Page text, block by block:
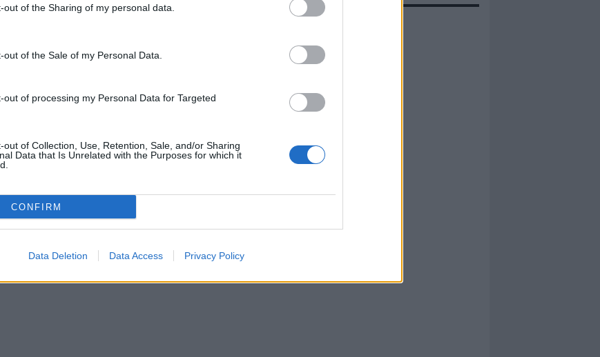
out of the Sharing of my personal data.
out of the Sale of my Personal Data.
out of processing my Personal Data for Targeted
out of Collection, Use, Retention, Sale, and/or Sharing
Data that Is Unrelated with the Purposes for which it
CONFIRM
Data Deletion Data Access Privacy Policy
In evidenza